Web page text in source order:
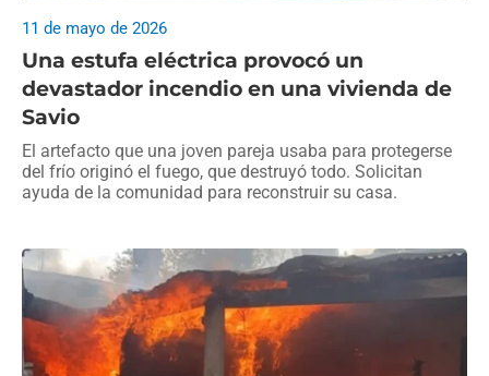
Una estufa eléctrica provocó un
devastador incendio en una vivienda de
Savio
11 de mayo de 2026
El artefacto que una joven pareja usaba para protegerse
del frío originó el fuego, que destruyó todo. Solicitan
ayuda de la comunidad para reconstruir su casa.